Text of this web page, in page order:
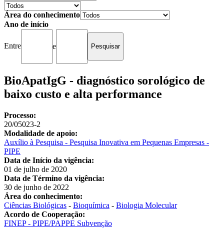
Área do conhecimento
Ano de início
Entre e
BioApatIgG - diagnóstico sorológico de
baixo custo e alta performance
Processo:
20/05023-2
Modalidade de apoio:
Auxílio à Pesquisa - Pesquisa Inovativa em Pequenas Empresas -
PIPE
Data de Início da vigência:
01 de julho de 2020
Data de Término da vigência:
30 de junho de 2022
Área do conhecimento:
Ciências Biológicas - Bioquímica - Biologia Molecular
Acordo de Cooperação:
FINEP - PIPE/PAPPE Subvenção